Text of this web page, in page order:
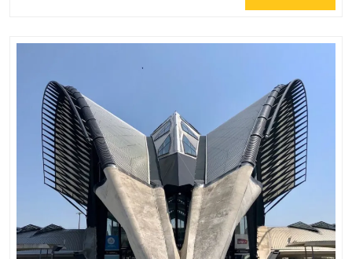
:
pratique
pour
votre
transport
Full